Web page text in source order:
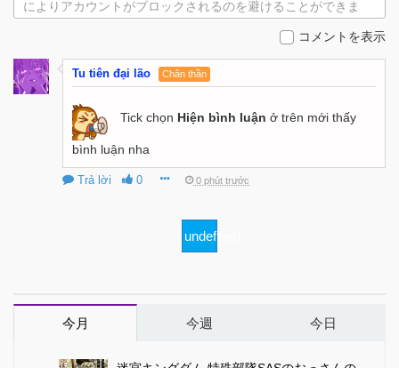
によりアカウントがブロックされるのを避けることができま
コメントを表示
Tu tiên đại lão Chân thần
Tick chọn Hiện bình luận ở trên mới thấy
bình luận nha
Trả lời 0 0 phút trước
undefined
今月 今週 今日